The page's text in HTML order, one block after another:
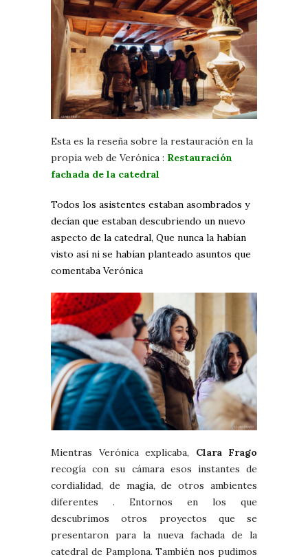
Esta es la reseña sobre la restauración en la
propia web de Verónica : Restauración
fachada de la catedral
Todos los asistentes estaban asombrados y
decían que estaban descubriendo un nuevo
aspecto de la catedral, Que nunca la habían
visto así ni se habían planteado asuntos que
comentaba Verónica
Mientras Verónica explicaba, Clara Frago
recogía con su cámara esos instantes de
cordialidad, de magia, de otros ambientes
diferentes . Entornos en los que
descubrimos otros proyectos que se
presentaron para la nueva fachada de la
catedral de Pamplona. También nos pudimos